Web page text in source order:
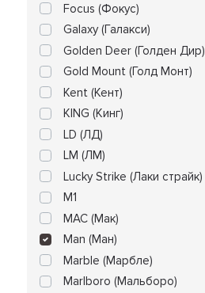
Focus (Фокус)
Galaxy (Галакси)
Golden Deer (Голден Дир)
Gold Mount (Голд Монт)
Kent (Кент)
KING (Кинг)
LD (ЛД)
LM (ЛМ)
Lucky Strike (Лаки страйк)
M1
MAC (Мак)
Man (Ман)
Marble (Марбле)
Marlboro (Мальборо)